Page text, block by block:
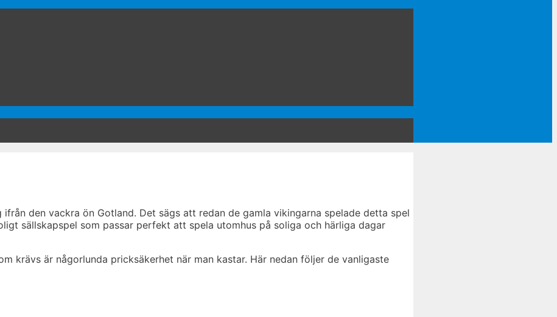
den vackra ön Gotland. Det sägs att redan de gamla vikingarna spelade detta spel
sällskapspel som passar perfekt att spela utomhus på soliga och härliga dagar
krävs är någorlunda pricksäkerhet när man kastar. Här nedan följer de vanligaste